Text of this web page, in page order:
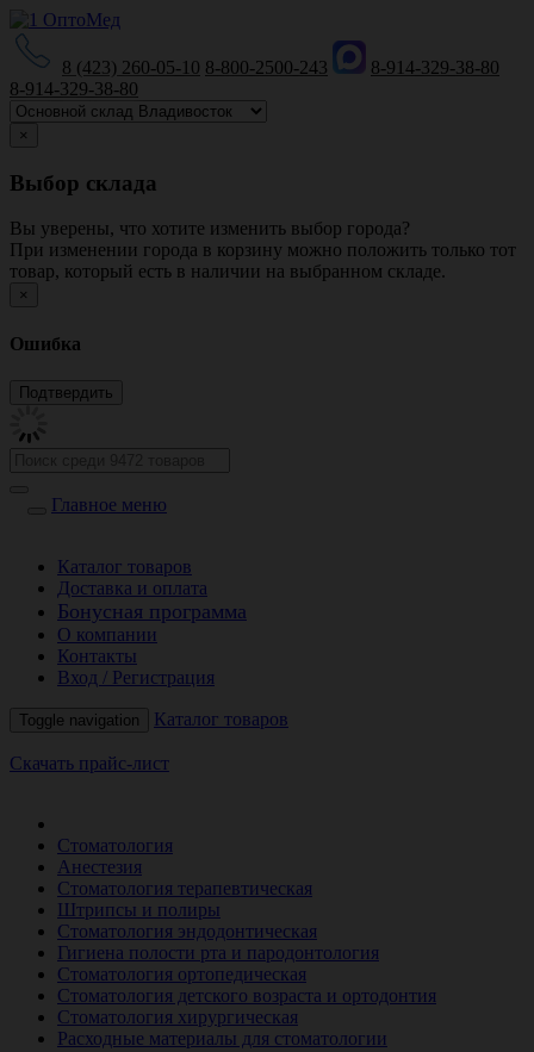
8 (423) 260-05-10 8-800-2500-243
8-914-329-38-80
8-914-329-38-80
×
Выбор склада
Вы уверены, что хотите изменить выбор города?
При изменении города в корзину можно положить только тот
товар, который есть в наличии на выбранном складе.
×
Ошибка
Главное меню
Каталог товаров
Доставка и оплата
Бонусная программа
О компании
Контакты
Вход / Регистрация
Toggle navigation Каталог товаров
Скачать прайс-лист
Стоматология
Анестезия
Стоматология терапевтическая
Штрипсы и полиры
Стоматология эндодонтическая
Гигиена полости рта и пародонтология
Стоматология ортопедическая
Стоматология детского возраста и ортодонтия
Стоматология хирургическая
Расходные материалы для стоматологии